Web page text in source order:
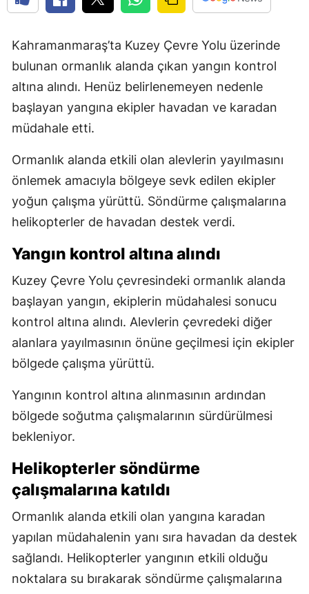
Kahramanmaraş’ta Kuzey Çevre Yolu üzerinde
bulunan ormanlık alanda çıkan yangın kontrol
altına alındı. Henüz belirlenemeyen nedenle
başlayan yangına ekipler havadan ve karadan
müdahale etti.
Ormanlık alanda etkili olan alevlerin yayılmasını
önlemek amacıyla bölgeye sevk edilen ekipler
yoğun çalışma yürüttü. Söndürme çalışmalarına
helikopterler de havadan destek verdi.
Yangın kontrol altına alındı
Kuzey Çevre Yolu çevresindeki ormanlık alanda
başlayan yangın, ekiplerin müdahalesi sonucu
kontrol altına alındı. Alevlerin çevredeki diğer
alanlara yayılmasının önüne geçilmesi için ekipler
bölgede çalışma yürüttü.
Yangının kontrol altına alınmasının ardından
bölgede soğutma çalışmalarının sürdürülmesi
bekleniyor.
Helikopterler söndürme
çalışmalarına katıldı
Ormanlık alanda etkili olan yangına karadan
yapılan müdahalenin yanı sıra havadan da destek
sağlandı. Helikopterler yangının etkili olduğu
noktalara su bırakarak söndürme çalışmalarına